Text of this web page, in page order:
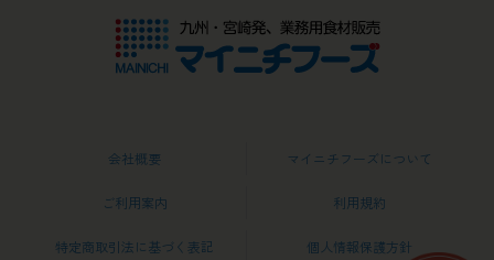
会社概要 マイニチフーズについて
ご利用案内 利用規約
特定商取引法に基づく表記 個人情報保護方針